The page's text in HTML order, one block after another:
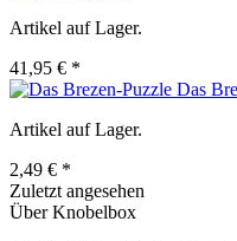
Artikel auf Lager.
41,95 € *
Das
Artikel auf Lager.
2,49 € *
Zuletzt angesehen
Über Knobelbox